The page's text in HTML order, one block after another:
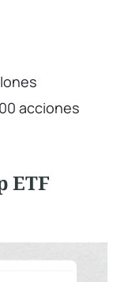
acciones
ETF